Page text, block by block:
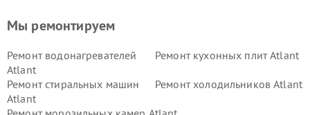
Мы ремонтируем
Ремонт водонагревателей
Atlant
Ремонт кухонных плит Atlant
Ремонт стиральных машин
Atlant
Ремонт холодильников Atlant